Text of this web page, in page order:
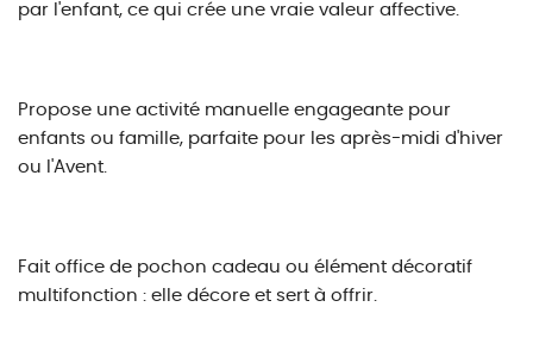
par l'enfant, ce qui crée une vraie valeur affective.
Propose une activité manuelle engageante pour
enfants ou famille, parfaite pour les après-midi d'hiver
ou l'Avent.
Fait office de pochon cadeau ou élément décoratif
multifonction : elle décore et sert à offrir.